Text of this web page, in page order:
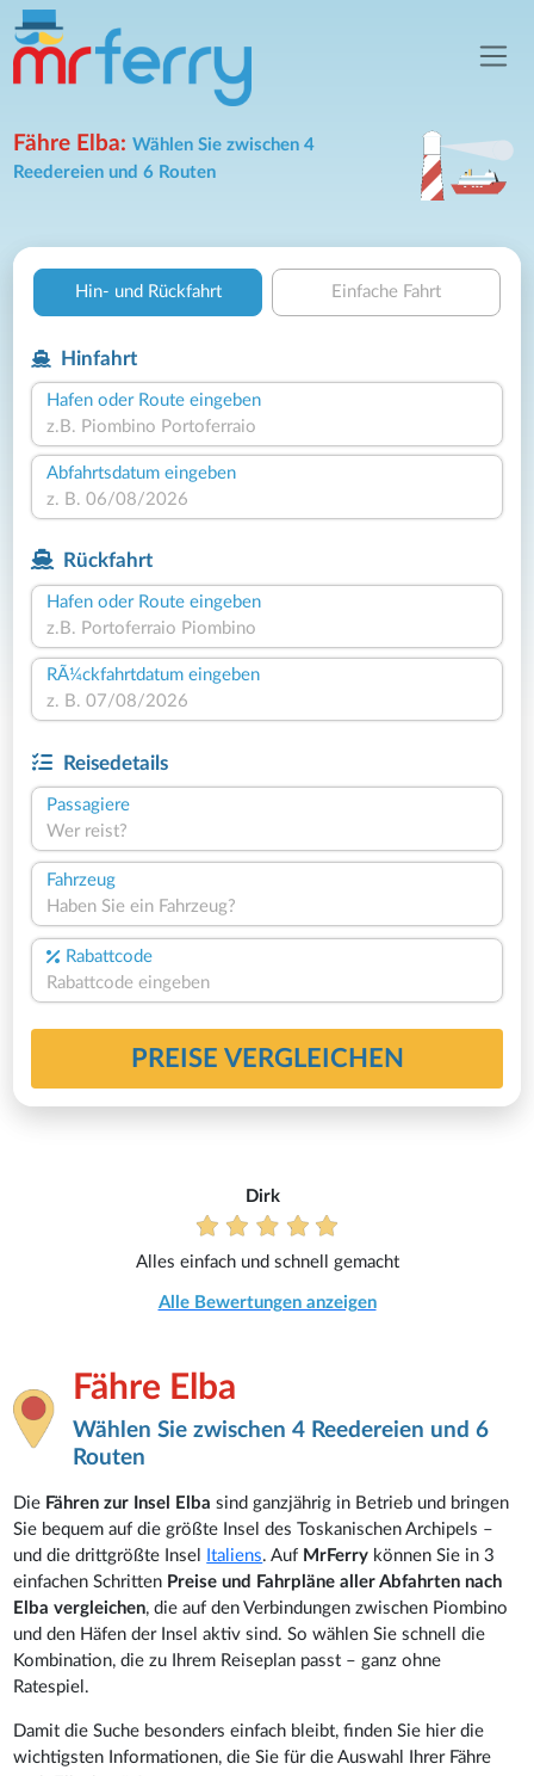
Fähre Elba:Wählen Sie zwischen 4
Reedereien und 6 Routen
Hin- und Rückfahrt Einfache Fahrt
Hinfahrt
Hafen oder Route eingeben
Abfahrtsdatum eingeben
Rückfahrt
Hafen oder Route eingeben
RÃ¼ckfahrtdatum eingeben
Reisedetails
Passagiere
Wer reist?
Fahrzeug
Haben Sie ein Fahrzeug?
Rabattcode
PREISE VERGLEICHEN
Dirk
Alles einfach und schnell gemacht
Alle Bewertungen anzeigen
Fähre Elba
Wählen Sie zwischen 4 Reedereien und 6
Routen
Die Fähren zur Insel Elba sind ganzjährig in Betrieb und bringen
Sie bequem auf die größte Insel des Toskanischen Archipels –
und die drittgrößte Insel
Italiens. Auf MrFerry können Sie in 3
einfachen Schritten Preise und Fahrpläne aller Abfahrten nach
Elba vergleichen, die auf den Verbindungen zwischen Piombino
und den Häfen der Insel aktiv sind. So wählen Sie schnell die
Kombination, die zu Ihrem Reiseplan passt – ganz ohne
Ratespiel.
Damit die Suche besonders einfach bleibt, finden Sie hier die
wichtigsten Informationen, die Sie für die Auswahl Ihrer Fähre